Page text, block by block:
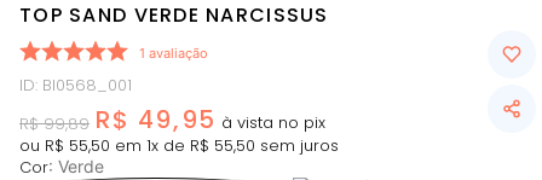
TOP SAND VERDE NARCISSUS
1 avaliação
ID: BI0568_001
R$ 99,89 R$ 49,95
ou R$ 55,50 em 1x de R$ 55,50 sem juros
Cor: Verde
9º
Ultimate Rosa
10ºMacaquinho